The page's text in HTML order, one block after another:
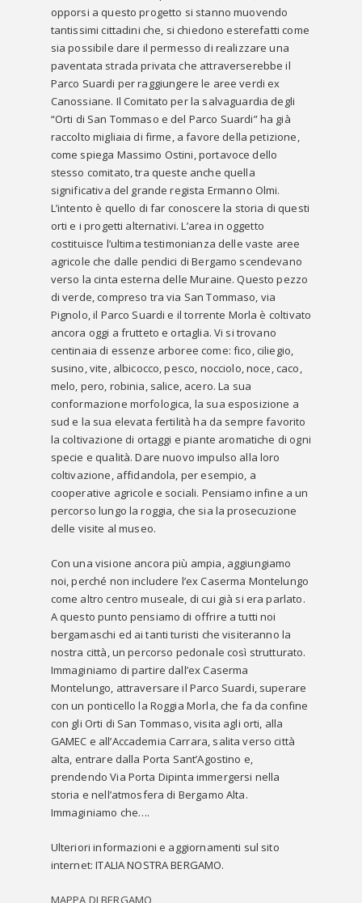
opporsi a questo progetto si stanno muovendo
tantissimi cittadini che, si chiedono esterefatti come
sia possibile dare il permesso di realizzare una
paventata strada privata che attraverserebbe il
Parco Suardi per raggiungere le aree verdi ex
Canossiane. Il Comitato per la salvaguardia degli
“Orti di San Tommaso e del Parco Suardi” ha già
raccolto migliaia di firme, a favore della petizione,
come spiega Massimo Ostini, portavoce dello
stesso comitato, tra queste anche quella
significativa del grande regista Ermanno Olmi.
L’intento è quello di far conoscere la storia di questi
orti e i progetti alternativi. L’area in oggetto
costituisce l’ultima testimonianza delle vaste aree
agricole che dalle pendici di Bergamo scendevano
verso la cinta esterna delle Muraine. Questo pezzo
di verde, compreso tra via San Tommaso, via
Pignolo, il Parco Suardi e il torrente Morla è coltivato
ancora oggi a frutteto e ortaglia. Vi si trovano
centinaia di essenze arboree come: fico, ciliegio,
susino, vite, albicocco, pesco, nocciolo, noce, caco,
melo, pero, robinia, salice, acero. La sua
conformazione morfologica, la sua esposizione a
sud e la sua elevata fertilità ha da sempre favorito
la coltivazione di ortaggi e piante aromatiche di ogni
specie e qualità. Dare nuovo impulso alla loro
coltivazione, affidandola, per esempio, a
cooperative agricole e sociali. Pensiamo infine a un
percorso lungo la roggia, che sia la prosecuzione
delle visite al museo.
Con una visione ancora più ampia, aggiungiamo
noi, perché non includere l’ex Caserma Montelungo
come altro centro museale, di cui già si era parlato.
A questo punto pensiamo di offrire a tutti noi
bergamaschi ed ai tanti turisti che visiteranno la
nostra città, un percorso pedonale così strutturato.
Immaginiamo di partire dall’ex Caserma
Montelungo, attraversare il Parco Suardi, superare
con un ponticello la Roggia Morla, che fa da confine
con gli Orti di San Tommaso, visita agli orti, alla
GAMEC e all’Accademia Carrara, salita verso città
alta, entrare dalla Porta Sant’Agostino e,
prendendo Via Porta Dipinta immergersi nella
storia e nell’atmosfera di Bergamo Alta.
Immaginiamo che….
Ulteriori informazioni e aggiornamenti sul sito
internet: ITALIA NOSTRA BERGAMO.
MAPPA DI BERGAMO